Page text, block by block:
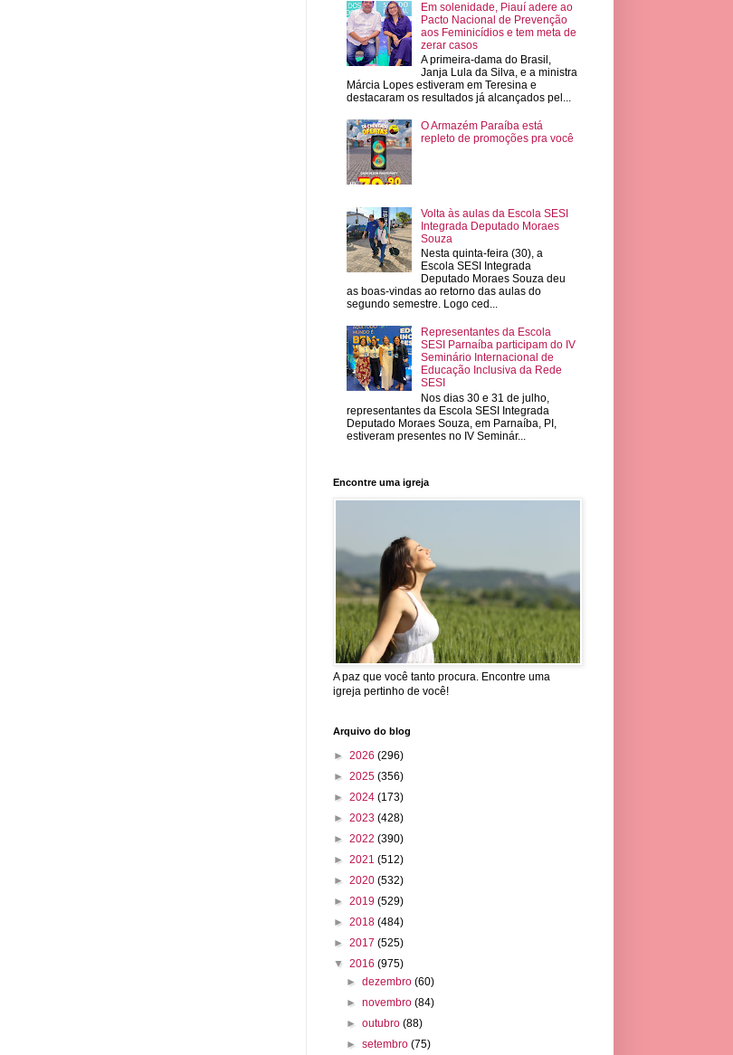
Em solenidade, Piauí adere ao
Pacto Nacional de Prevenção
aos Feminicídios e tem meta de
zerar casos
A primeira-dama do Brasil,
Janja Lula da Silva, e a ministra
Márcia Lopes estiveram em Teresina e
destacaram os resultados já alcançados pel...
O Armazém Paraíba está
repleto de promoções pra você
Volta às aulas da Escola SESI
Integrada Deputado Moraes
Souza
Nesta quinta-feira (30), a
Escola SESI Integrada
Deputado Moraes Souza deu
as boas-vindas ao retorno das aulas do
segundo semestre. Logo ced...
Representantes da Escola
SESI Parnaíba participam do IV
Seminário Internacional de
Educação Inclusiva da Rede
SESI
Nos dias 30 e 31 de julho,
representantes da Escola SESI Integrada
Deputado Moraes Souza, em Parnaíba, PI,
estiveram presentes no IV Seminár...
Encontre uma igreja
A paz que você tanto procura. Encontre uma
igreja pertinho de você!
Arquivo do blog
► 2026 (296)
► 2025 (356)
► 2024 (173)
► 2023 (428)
► 2022 (390)
► 2021 (512)
► 2020 (532)
► 2019 (529)
► 2018 (484)
► 2017 (525)
▼ 2016 (975)
►dezembro(60)
►novembro(84)
►outubro(88)
►setembro(75)